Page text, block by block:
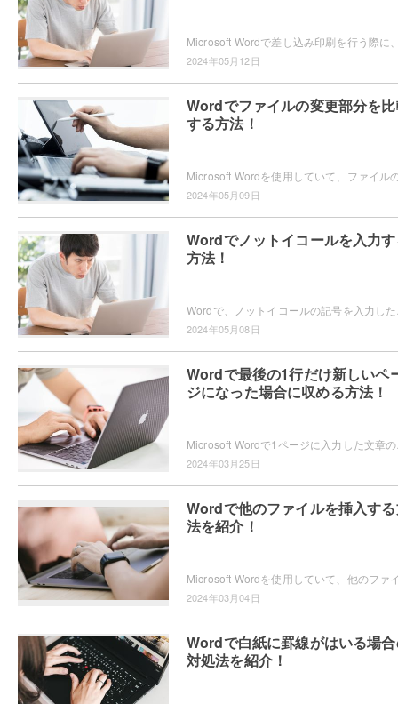
2024年05月12日
Wordでファイルの変更部分を
する方法！
2024年05月09日
Wordでノットイコールを入力
方法！
2024年05月08日
Wordで最後の1行だけ新しいペ
ジになった場合に収める方法！
2024年03月25日
Wordで他のファイルを挿入す
法を紹介！
2024年03月04日
Wordで白紙に罫線がはいる場
対処法を紹介！